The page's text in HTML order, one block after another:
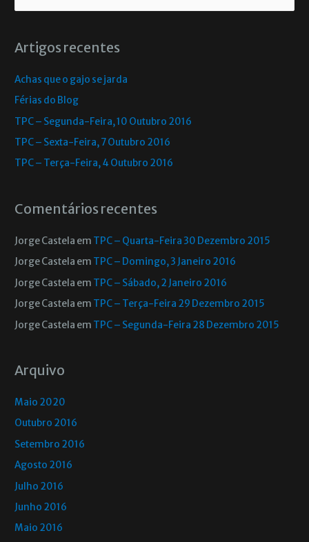
Artigos recentes
Achas que o gajo se jarda
Férias do Blog
TPC – Segunda-Feira, 10 Outubro 2016
TPC – Sexta-Feira, 7 Outubro 2016
TPC – Terça-Feira, 4 Outubro 2016
Comentários recentes
Jorge Castela em TPC – Quarta-Feira 30 Dezembro 2015
Jorge Castela em TPC – Domingo, 3 Janeiro 2016
Jorge Castela em TPC – Sábado, 2 Janeiro 2016
Jorge Castela em TPC – Terça-Feira 29 Dezembro 2015
Jorge Castela em TPC – Segunda-Feira 28 Dezembro 2015
Arquivo
Maio 2020
Outubro 2016
Setembro 2016
Agosto 2016
Julho 2016
Junho 2016
Maio 2016